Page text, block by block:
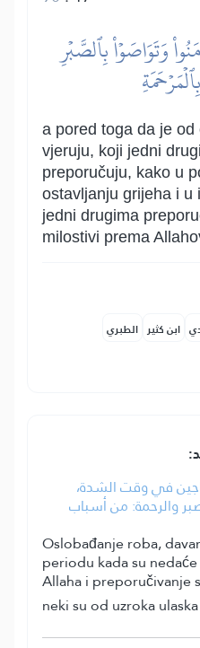
وَتَوَاصَوۡاْ بِٱلصَّبۡرِ
a pored toga da je od
vjeruju, koji jedni
preporučuju, kako u
ostavljanju grijeha i u
jedni drugima
milostivi prema
ابن كثير الطبري
في وقت الشدة،
والرحمة: من أسباب
Oslobađanje roba,
periodu kada su
Allaha i preporučivanje
neki su od uzroka